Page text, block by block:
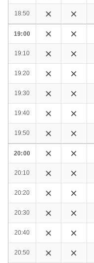
18:50
19:00
19:10
19:20
19:30
19:40
19:50
20:00
20:10
20:20
20:30
20:40
20:50